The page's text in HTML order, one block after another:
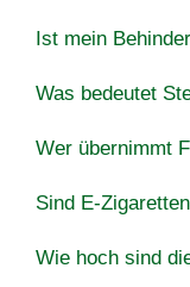
Ist mein
Was bedeutet
Wer übernimmt
Sind E-
Wie hoch sind